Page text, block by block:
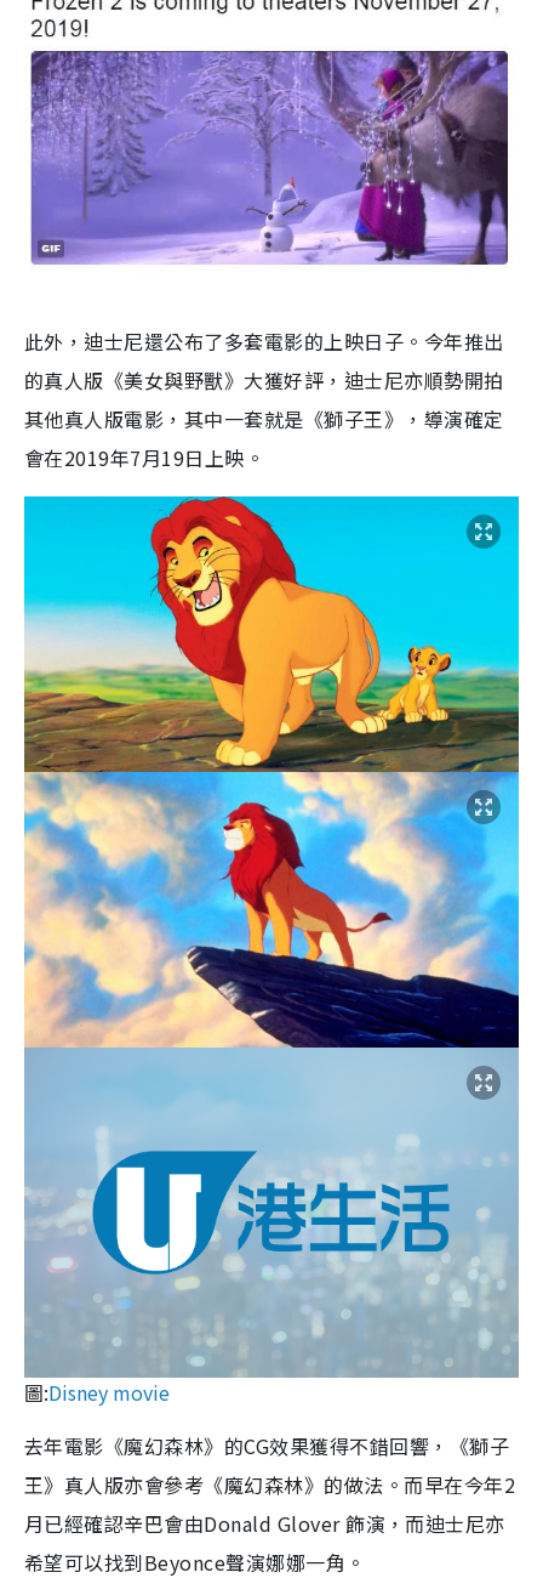
此外，迪士尼還公布了多套電影的上映日子。今年推出
的真人版《美女與野獸》大獲好評，迪士尼亦順勢開拍
其他真人版電影，其中一套就是《獅子王》，導演確定
會在2019年7月19日上映。
圖:Disney movie
去年電影《魔幻森林》的CG效果獲得不錯回響，《獅子
王》真人版亦會參考《魔幻森林》的做法。而早在今年2
月已經確認辛巴會由Donald Glover 飾演，而迪士尼亦
希望可以找到Beyonce聲演娜娜一角。